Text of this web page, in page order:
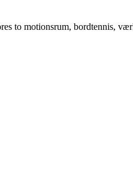
to motionsrum, bordtennis,